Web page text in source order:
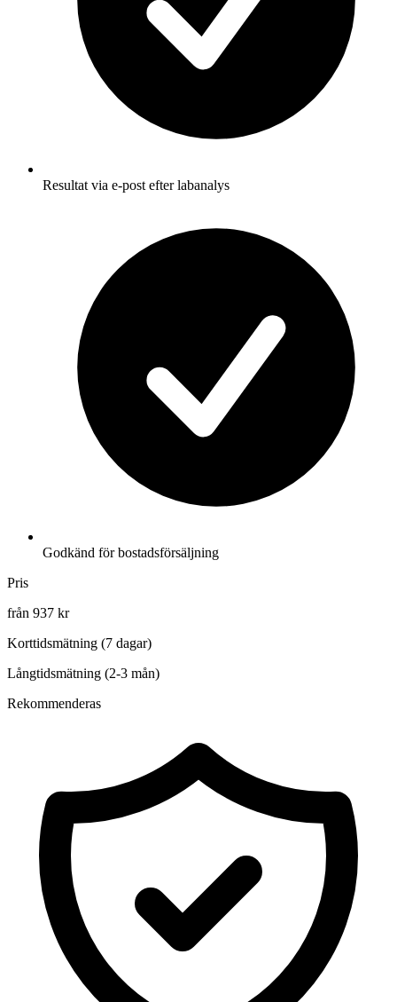
Resultat via e-post efter labanalys
Godkänd för bostadsförsäljning
Pris
från 937 kr
Korttidsmätning (7 dagar)
Långtidsmätning (2-3 mån)
Rekommenderas